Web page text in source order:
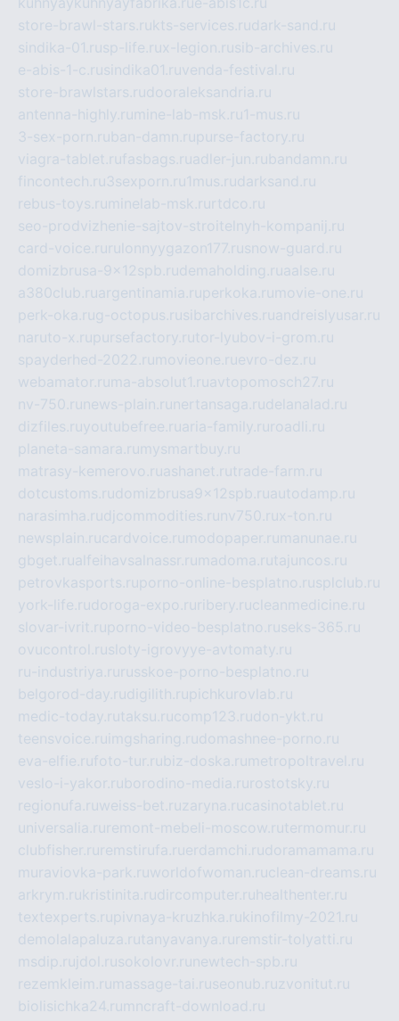
store-brawl-stars.rukts-services.rudark-sand.ru
sindika-01.rusp-life.rux-legion.rusib-archives.ru
e-abis-1-c.rusindika01.ruvenda-festival.ru
store-brawlstars.rudooraleksandria.ru
antenna-highly.ru mine-lab-msk.ru1-mus.ru
3-sex-porn.ruban-damn.rupurse-factory.ru
viagra-tablet.rufasbags.ruadler-jun.rubandamn.ru
fincontech.ru3sexporn.ru1mus.rudarksand.ru
rebus-toys.ru minelab-msk.ru rtdco.ru
seo-prodvizhenie-sajtov-stroitelnyh-kompanij.ru
card-voice.ru rulonnyygazon177.rusnow-guard.ru
domizbrusa-9x12spb.rudemaholding.ruaalse.ru
a380club.ruargentinamia.ruperkoka.ru movie-one.ru
perk-oka.rug-octopus.rusibarchives.ruandreislyusar.ru
naruto-x.rupursefactory.rutor-lyubov-i-grom.ru
spayderhed-2022.ru movieone.ruevro-dez.ru
webamator.ru ma-absolut1.ruavtopomosch27.ru
nv-750.ru news-plain.ru nertansaga.rudelanalad.ru
dizfiles.ruyoutubefree.ruaria-family.ru roadli.ru
planeta-samara.ru mysmartbuy.ru
matrasy-kemerovo.ruashanet.rutrade-farm.ru
dotcustoms.rudomizbrusa9x12spb.ruautodamp.ru
narasimha.rudjcommodities.ru nv750.rux-ton.ru
newsplain.rucardvoice.ru modopaper.ru manunae.ru
gbget.rualfeihavsalnassr.ru madoma.rutajuncos.ru
petrovkasports.ruporno-online-besplatno.rusplclub.ru
york-life.rudoroga-expo.ru ribery.rucleanmedicine.ru
slovar-ivrit.ruporno-video-besplatno.ruseks-365.ru
ovucontrol.rusloty-igrovyye-avtomaty.ru
ru-industriya.ru russkoe-porno-besplatno.ru
belgorod-day.rudigilith.rupichkurovlab.ru
medic-today.rutaksu.rucomp123.rudon-ykt.ru
teensvoice.ru imgsharing.rudomashnee-porno.ru
eva-elfie.rufoto-tur.rubiz-doska.ru metropoltravel.ru
veslo-i-yakor.ruborodino-media.ru rostotsky.ru
regionufa.ruweiss-bet.ruzaryna.rucasinotablet.ru
universalia.ru remont-mebeli-moscow.rutermomur.ru
clubfisher.ru remstirufa.ruerdamchi.rudoramamama.ru
muraviovka-park.ruworldofwoman.ruclean-dreams.ru
arkrym.rukristinita.rudircomputer.ru healthenter.ru
textexperts.rupivnaya-kruzhka.rukinofilmy-2021.ru
demolalapaluza.rutanyavanya.ru remstir-tolyatti.ru
msdip.ru jdol.rusokolovr.ru newtech-spb.ru
rezemkleim.ru massage-tai.ruseonub.ruzvonitut.ru
biolisichka24.ru mncraft-download.ru